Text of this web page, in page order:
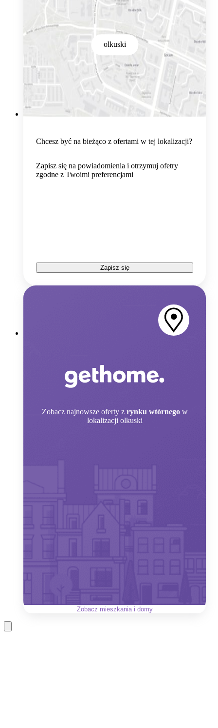
olkuski
Chcesz być na bieżąco z ofertami w tej lokalizacji?
Zapisz się na powiadomienia i otrzymuj ofetry
zgodne z Twoimi preferencjami
Zapisz się
Zobacz najnowsze oferty z rynku wtórnego w
lokalizacji olkuski
Zobacz mieszkania i domy